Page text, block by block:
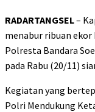
RADARTANGSEL–
menabur ribuan
Polresta Bandara
pada Rabu (20/11)
Kegiatan yang
Polri Mendukung